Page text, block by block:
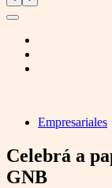
Empresariales
Celebrá a
GNB